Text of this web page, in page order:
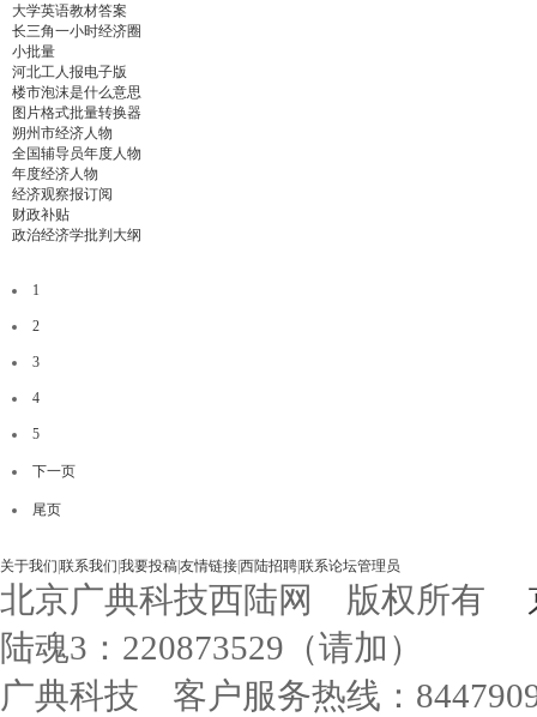
大学英语教材答案
长三角一小时经济圈
小批量
河北工人报电子版
楼市泡沫是什么意思
图片格式批量转换器
朔州市经济人物
全国辅导员年度人物
年度经济人物
经济观察报订阅
财政补贴
政治经济学批判大纲
1
2
3
4
5
下一页
尾页
关于我们 联系我们 我要投稿友情链接西陆招聘联系论坛管理员
北京广典科技西陆网 版权所有
陆魂3：220873529（请加）
广典科技 客户服务热线：